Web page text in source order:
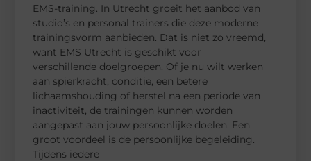
EMS-training. In Utrecht groeit het aanbod van
studio’s en personal trainers die deze moderne
trainingsvorm aanbieden. Dat is niet zo vreemd,
want EMS Utrecht is geschikt voor
verschillende doelgroepen. Of je nu wilt werken
aan spierkracht, conditie, een betere
lichaamshouding of herstel na een periode van
inactiviteit, de trainingen kunnen worden
aangepast aan jouw persoonlijke doelen. Een
groot voordeel is de persoonlijke begeleiding.
Tijdens iedere